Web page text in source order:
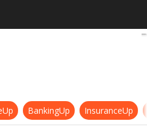
7 milioni di euro alla
BankingUp InsuranceUp